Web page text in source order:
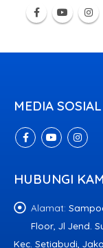
MEDIA
HUBUNGI
Alamat:
Floor, Jl Jend.
Kec. Setiabudi,